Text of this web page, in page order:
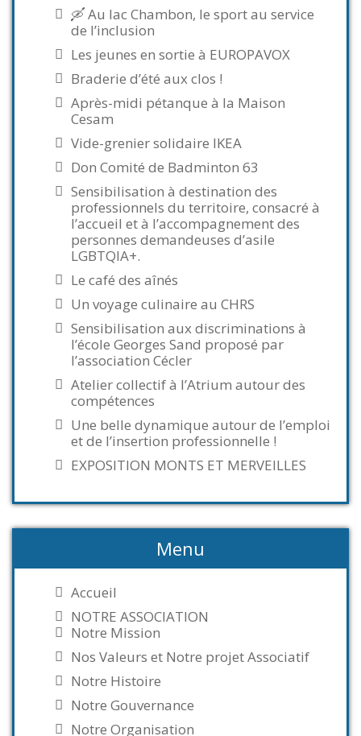
🛶 Au lac Chambon, le sport au service
de l’inclusion
Les jeunes en sortie à EUROPAVOX
Braderie d’été aux clos !
Après-midi pétanque à la Maison
Cesam
Vide-grenier solidaire IKEA
Don Comité de Badminton 63
Sensibilisation à destination des
professionnels du territoire, consacré à
l’accueil et à l’accompagnement des
personnes demandeuses d’asile
LGBTQIA+.
Le café des aînés
Un voyage culinaire au CHRS
Sensibilisation aux discriminations à
l’école Georges Sand proposé par
l’association Cécler
Atelier collectif à l’Atrium autour des
compétences
Une belle dynamique autour de l’emploi
et de l’insertion professionnelle !
EXPOSITION MONTS ET MERVEILLES
Menu
Accueil
NOTRE ASSOCIATION
Notre Mission
Nos Valeurs et Notre projet Associatif
Notre Histoire
Notre Gouvernance
Notre Organisation